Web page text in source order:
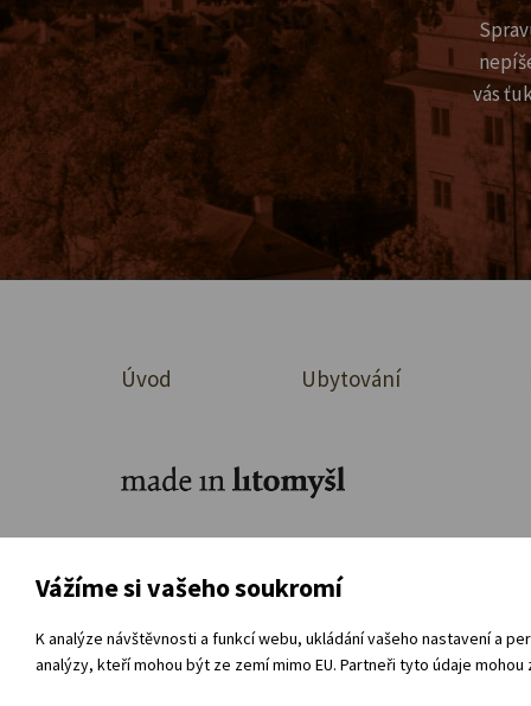
vás
Úvod Ubytování
Ke stažení
Vážíme si vašeho soukromí
K analýze návštěvnosti a funkcí webu, ukládání vašeho nastavení a
analýzy, kteří mohou být ze zemí mimo EU. Partneři tyto údaje